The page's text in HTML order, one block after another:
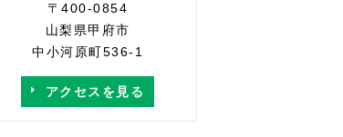
〒400-0854
山梨県甲府市
中小河原町536-1
アクセスを見る